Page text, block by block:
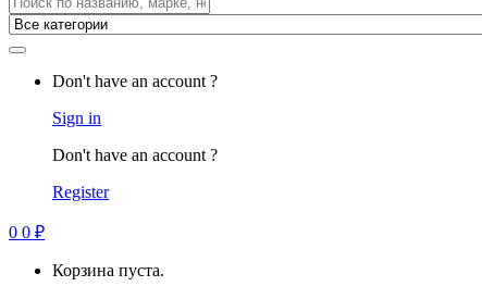
Don't have an account ?
Sign in
Don't have an account ?
Register
0 0 ₽
Корзина пуста.